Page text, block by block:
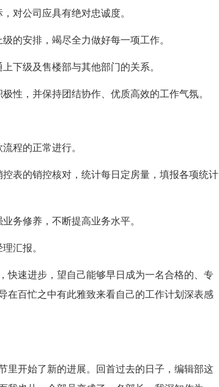
公司应具有绝对忠诚度。
安排，竭尽全力做好每一项工作。
级及售楼部与其他部门的关系。
，并保持团结协作、优质高效的工作气氛。
程的正常进行。
的销控核对，统计每日定房量，填报各项统计
修养，不断提高业务水平。
汇报。
速进步，望自己能够早日成为一名合格的、专
在百忙之中有此雅致来看自己的工作计划深表感
开始了新的进展。回首过去的日子，编辑部这